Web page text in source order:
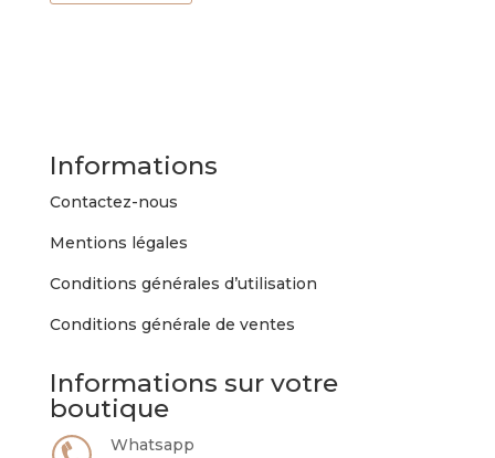
être
page
produit
Informations
Contactez-nous
Mentions légales
Conditions générales d’utilisation
Conditions générale de ventes
Informations sur votre
boutique
Whatsapp